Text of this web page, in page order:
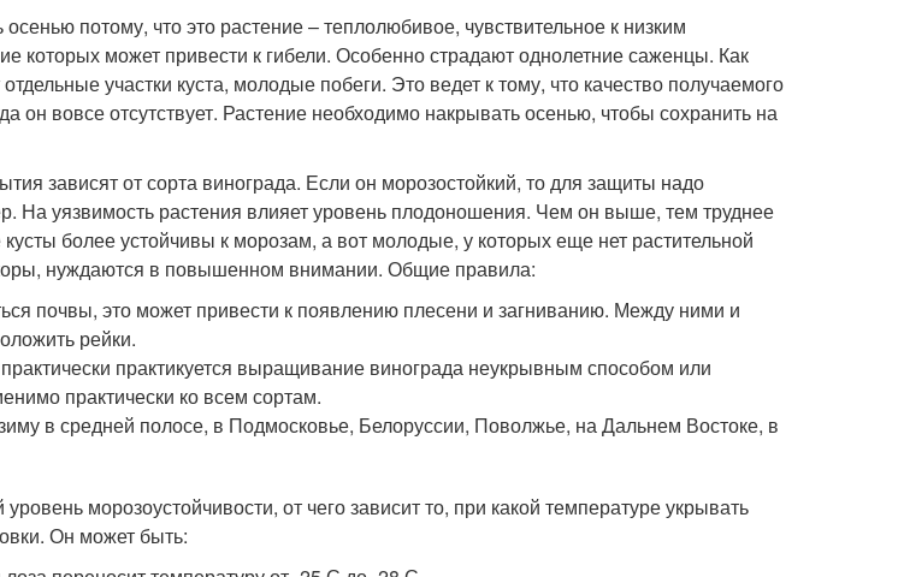
потому, что это растение – теплолюбивое, чувствительное к низким
которых может привести к гибели. Особенно страдают однолетние саженцы. Как
участки куста, молодые побеги. Это ведет к тому, что качество получаемого
он вовсе отсутствует. Растение необходимо накрывать осенью, чтобы сохранить на
зависят от сорта винограда. Если он морозостойкий, то для защиты надо
На уязвимость растения влияет уровень плодоношения. Чем он выше, тем труднее
более устойчивы к морозам, а вот молодые, у которых еще нет растительной
нуждаются в повышенном внимании. Общие правила:
почвы, это может привести к появлению плесени и загниванию. Между ними и
рейки.
практикуется выращивание винограда неукрывным способом или
практически ко всем сортам.
в средней полосе, в Подмосковье, Белоруссии, Поволжье, на Дальнем Востоке, в
морозоустойчивости, от чего зависит то, при какой температуре укрывать
Он может быть: